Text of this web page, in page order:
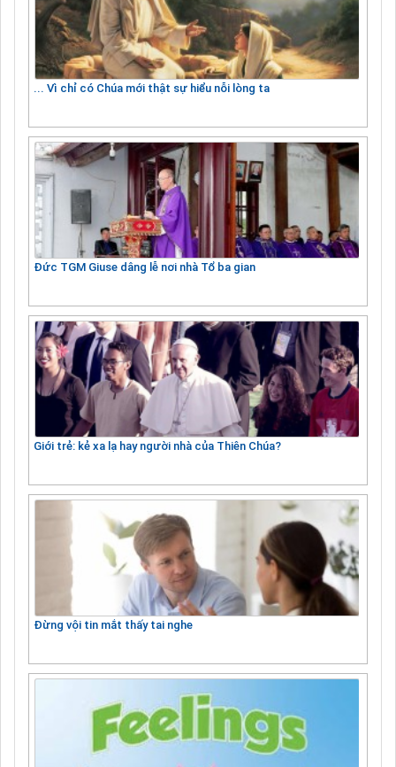
... Vì chỉ có Chúa mới thật sự hiểu nỗi lòng ta
Đức TGM Giuse dâng lễ nơi nhà Tổ ba gian
Giới trẻ: kẻ xa lạ hay người nhà của Thiên Chúa?
Đừng vội tin mắt thấy tai nghe